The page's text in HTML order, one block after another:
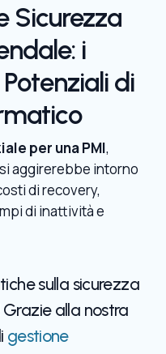
Sicurezza
i
di
per una PMI,
aggirerebbe intorno
di recovery,
di inattività e
sulla sicurezza
alla nostra
gestione